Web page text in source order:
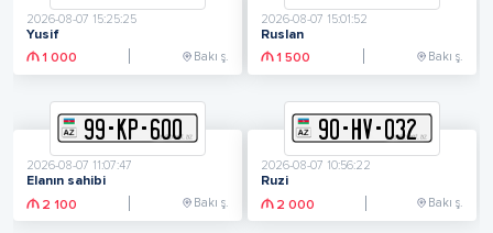
2026-08-07 15:25:25
Yusif
1 000
Bakı ş.
2026-08-07 15:01:52
Ruslan
1 500
Bakı ş.
99- KP-600
2026-08-07 11:07:47
Elanın sahibi
2 100
Bakı ş.
90-HV-032
2026-08-07 10:56:22
Ruzi
2 000
Bakı ş.